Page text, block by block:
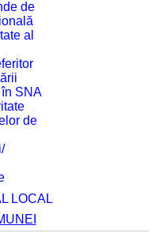
de
al
SNA
de
LOCAL